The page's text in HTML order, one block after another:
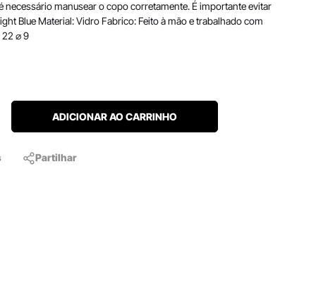
necessário manusear o copo corretamente. É importante evitar
Blue Material: Vidro Fabrico: Feito à mão e trabalhado com
22 ⌀ 9
ADICIONAR AO CARRINHO
Partilhar